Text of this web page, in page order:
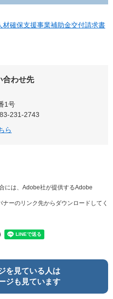
確保支援事業補助金交付請求書
合わせ先
1号
231-2743
ら
には、Adobe社が提供するAdobe
ーのリンク先からダウンロードしてく
を見ている人は
ジも見ています